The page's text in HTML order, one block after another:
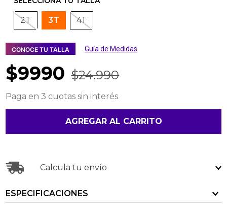
2T 3T 4T
CONOCE TU TALLA Guía de Medidas
$9990 $24.990
Paga en 3 cuotas sin interés
AGREGAR AL CARRITO
Calcula tu envío
ESPECIFICACIONES